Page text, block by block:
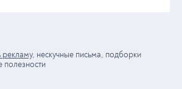
рекламу, нескучные письма, подборки
полезности